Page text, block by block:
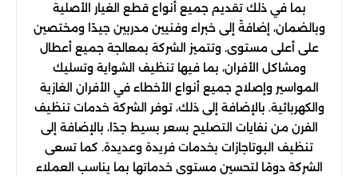
بما في ذلك تقديم جميع أنواع قطع الغيار الأصلية
وبالضمان، إضافةً إلى خبراء وفنيين مدربين جيدًا ومختصين
على أعلى مستوى. وتتميز الشركة بمعالجة جميع أعطال
ومشاكل الأفران، بما فيها تنظيف الشواية وتسليك
المواسير وإصلاح جميع أنواع الأخطاء في الأفران الغازية
والكهربائية. بالإضافة إلى ذلك، توفر الشركة خدمات تنظيف
الفرن من نفايات التصليح بسعر بسيط جدًا، بالإضافة إلى
تنظيف البوتاجازات بخدمات فريدة وعديدة. كما تسعى
الشركة دومًا لتحسين مستوى خدماتها بما يناسب العملاء